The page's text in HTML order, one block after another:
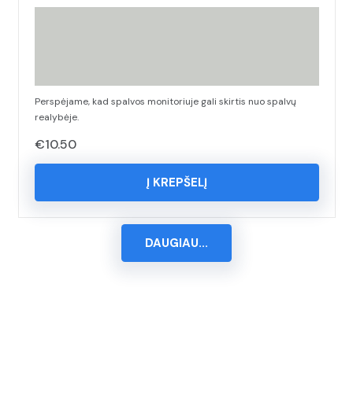
Perspėjame, kad spalvos monitoriuje gali skirtis nuo spalvų
realybėje.
€10.50
Į KREPŠELĮ
DAUGIAU...